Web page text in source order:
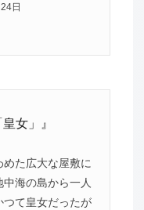
日
女」』
た広大な屋敷に
海の島から一人
て皇女だったが